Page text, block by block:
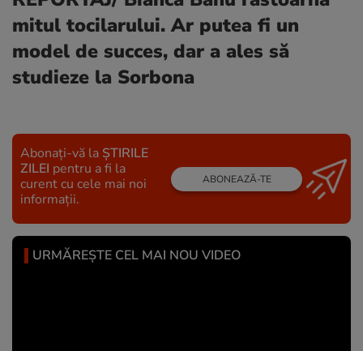
mitul tocilarului. Ar putea fi un
model de succes, dar a ales să
studieze la Sorbona
Abonați-vă la ȘTIRILE
ZILEI pentru a fi la
curent cu cele mai noi
informații.
ABONEAZĂ-TE
URMĂREȘTE CEL MAI NOU VIDEO